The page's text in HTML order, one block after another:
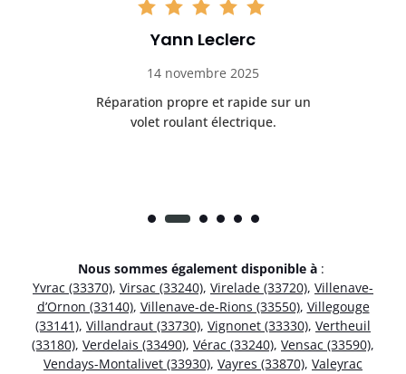
Yann Leclerc
14 novembre 2025
Réparation propre et rapide sur un
volet roulant électrique.
Nous sommes également disponible à :
Yvrac (33370), Virsac (33240), Virelade (33720), Villenave-
d’Ornon (33140), Villenave-de-Rions (33550), Villegouge
(33141), Villandraut (33730), Vignonet (33330), Vertheuil
(33180), Verdelais (33490), Vérac (33240), Vensac (33590),
Vendays-Montalivet (33930), Vayres (33870), Valeyrac